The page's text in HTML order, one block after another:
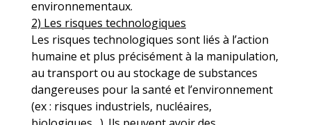
environnementaux.
2) Les risques technologiques
Les risques technologiques sont liés à l’action
humaine et plus précisément à la manipulation,
au transport ou au stockage de substances
dangereuses pour la santé et l’environnement
(ex : risques industriels, nucléaires,